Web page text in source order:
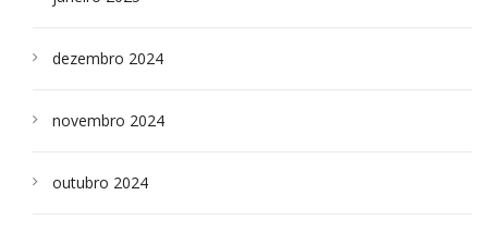
dezembro 2024
novembro 2024
outubro 2024